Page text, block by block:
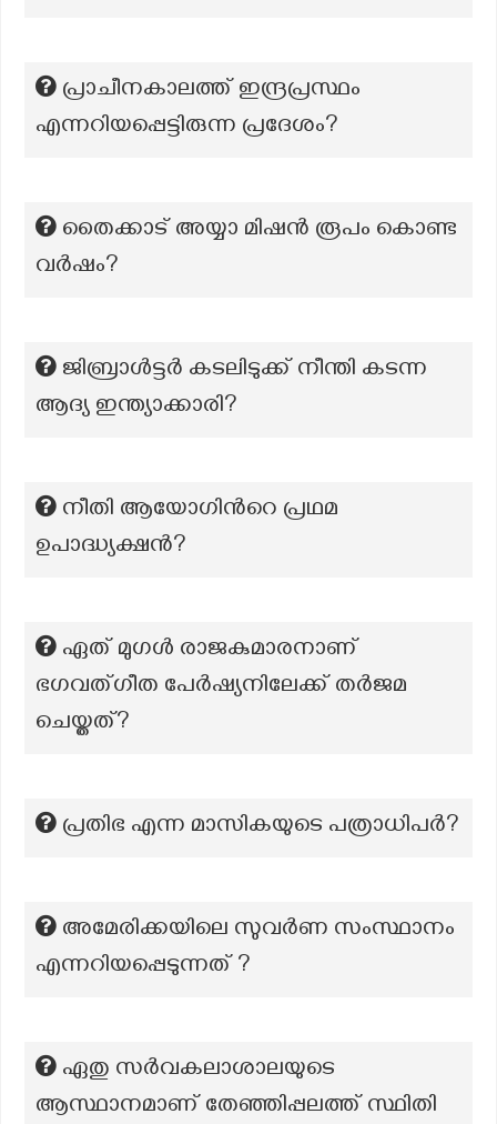
പ്രാചീനകാലത്ത് ഇന്ദ്രപ്രസ്ഥം
എന്നറിയപ്പെട്ടിരുന്ന പ്രദേശം?
തൈക്കാട് അയ്യാ മിഷൻ രൂപം കൊണ്ട
വർഷം?
ജിബ്രാൾട്ടർ കടലിടുക്ക് നീന്തി കടന്ന
ആദ്യ ഇന്ത്യാക്കാരി?
നീതി ആയോഗിന്‍റെ പ്രഥമ
ഉപാദ്ധ്യക്ഷൻ?
ഏത് മുഗൾ രാജകുമാരനാണ്
ഭഗവത്ഗീത പേർഷ്യനിലേക്ക് തർജമ
ചെയ്തത്?
പ്രതിഭ എന്ന മാസികയുടെ പത്രാധിപർ?
അമേരിക്കയിലെ സുവർണ സംസ്ഥാനം
എന്നറിയപ്പെടുന്നത് ?
ഏതു സർവകലാശാലയുടെ
ആസ്ഥാനമാണ് തേഞ്ഞിപ്പലത്ത് സ്ഥിതി